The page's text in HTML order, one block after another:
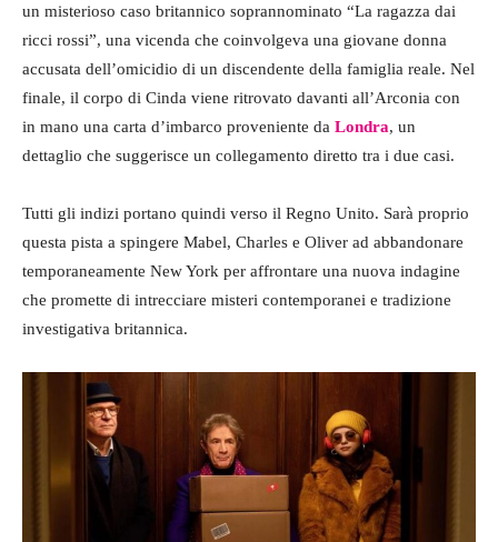
un misterioso caso britannico soprannominato “La ragazza dai
ricci rossi”, una vicenda che coinvolgeva una giovane donna
accusata dell’omicidio di un discendente della famiglia reale. Nel
finale, il corpo di Cinda viene ritrovato davanti all’Arconia con
in mano una carta d’imbarco proveniente da Londra, un
dettaglio che suggerisce un collegamento diretto tra i due casi.
Tutti gli indizi portano quindi verso il Regno Unito. Sarà proprio
questa pista a spingere Mabel, Charles e Oliver ad abbandonare
temporaneamente New York per affrontare una nuova indagine
che promette di intrecciare misteri contemporanei e tradizione
investigativa britannica.